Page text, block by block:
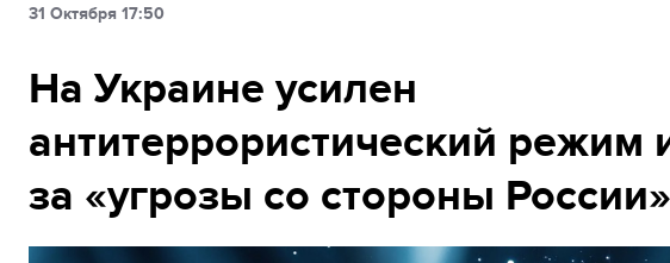
Экономика
Спорт
31 Октября 17:50
На Украине усилен
антитеррористический режим
за «угрозы со стороны России»